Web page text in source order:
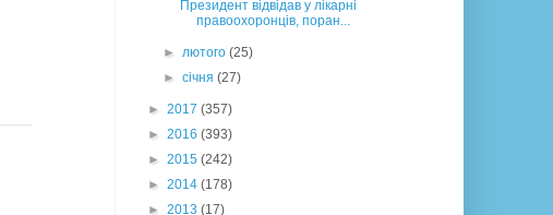
Президент відвідав у лікарні
правоохоронців, поран...
►лютого(25)
►січня(27)
► 2017 (357)
► 2016 (393)
► 2015 (242)
► 2014 (178)
► 2013 (17)